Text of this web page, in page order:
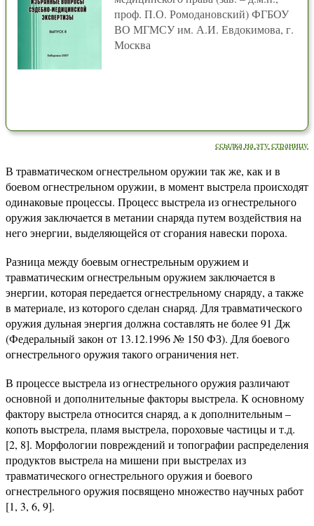
проф. П.О. Ромодановский) ФГБОУ
ВО МГМСУ им. А.И. Евдокимова, г.
Москва
ссылка на эту страницу
В травматическом огнестрельном оружии так же, как и в
боевом огнестрельном оружии, в момент выстрела происходят
одинаковые процессы. Процесс выстрела из огнестрельного
оружия заключается в метании снаряда путем воздействия на
него энергии, выделяющейся от сгорания навески пороха.
Разница между боевым огнестрельным оружием и
травматическим огнестрельным оружием заключается в
энергии, которая передается огнестрельному снаряду, а также
в материале, из которого сделан снаряд. Для травматического
оружия дульная энергия должна составлять не более 91 Дж
(Федеральный закон от 13.12.1996 № 150 ФЗ). Для боевого
огнестрельного оружия такого ограничения нет.
В процессе выстрела из огнестрельного оружия различают
основной и дополнительные факторы выстрела. К основному
фактору выстрела относится снаряд, а к дополнительным –
копоть выстрела, пламя выстрела, пороховые частицы и т.д.
[2, 8]. Морфологии повреждений и топографии распределения
продуктов выстрела на мишени при выстрелах из
травматического огнестрельного оружия и боевого
огнестрельного оружия посвящено множество научных работ
[1, 3, 6, 9].